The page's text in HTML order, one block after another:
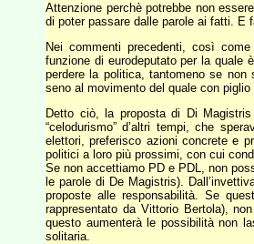
Attenzione perchè potrebbe non
di poter passare dalle parole ai fatti. E
Nei commenti precedenti, così
funzione di eurodeputato per la
perdere la politica, tantomeno se
seno al movimento del quale con piglio
Detto ciò, la proposta di Di
“celodurismo” d’altri tempi, che
elettori, preferisco azioni concrete e
politici a loro più prossimi, con cui
Se non accettiamo PD e PDL, non
le parole di De Magistris).
proposte alle responsabilità. Se
rappresentato da Vittorio Bertola),
questo aumenterà le possibilità non
solitaria.